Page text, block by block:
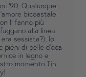
'90. Qualunque
bicoastale
li fanno più
alla linea
sessista?), lo
pieni di pelle d'oca
in legno e
momento Tin